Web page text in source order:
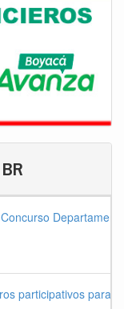
participativos para